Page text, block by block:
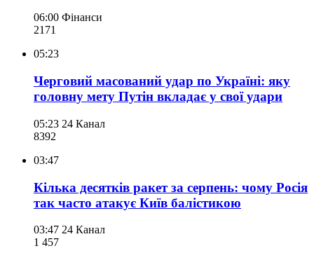
06:00 Фінанси
2171
05:23
Черговий масований удар по Україні: яку
головну мету Путін вкладає у свої удари
05:23 24 Канал
8392
03:47
Кілька десятків ракет за серпень: чому Росія
так часто атакує Київ балістикою
03:47 24 Канал
1 457